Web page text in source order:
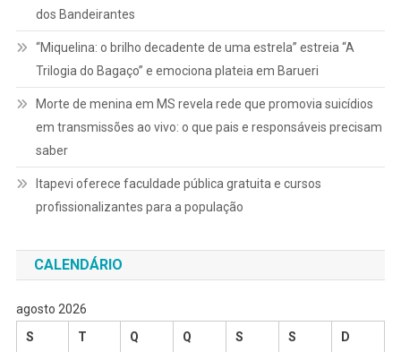
dos Bandeirantes
“Miquelina: o brilho decadente de uma estrela” estreia “A
Trilogia do Bagaço” e emociona plateia em Barueri
Morte de menina em MS revela rede que promovia suicídios
em transmissões ao vivo: o que pais e responsáveis precisam
saber
Itapevi oferece faculdade pública gratuita e cursos
profissionalizantes para a população
CALENDÁRIO
agosto 2026
S
T Q Q S S D